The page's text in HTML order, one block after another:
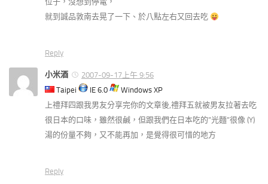
就到誠品敦南去晃了一下、於八點左右又回去吃
Reply
小米酒
2007-09-17上午 9:56
Taipei
IE 6.0
Windows XP
上禮拜四跟我男友分享完你的文章後,禮拜五就被男友拉著去吃
很日本的口味，雖然很鹹，但跟我們在日本吃的”光麵”很像 (Y)
湯的份量不夠，又不能再加，是覺得很可惜的地方
Reply